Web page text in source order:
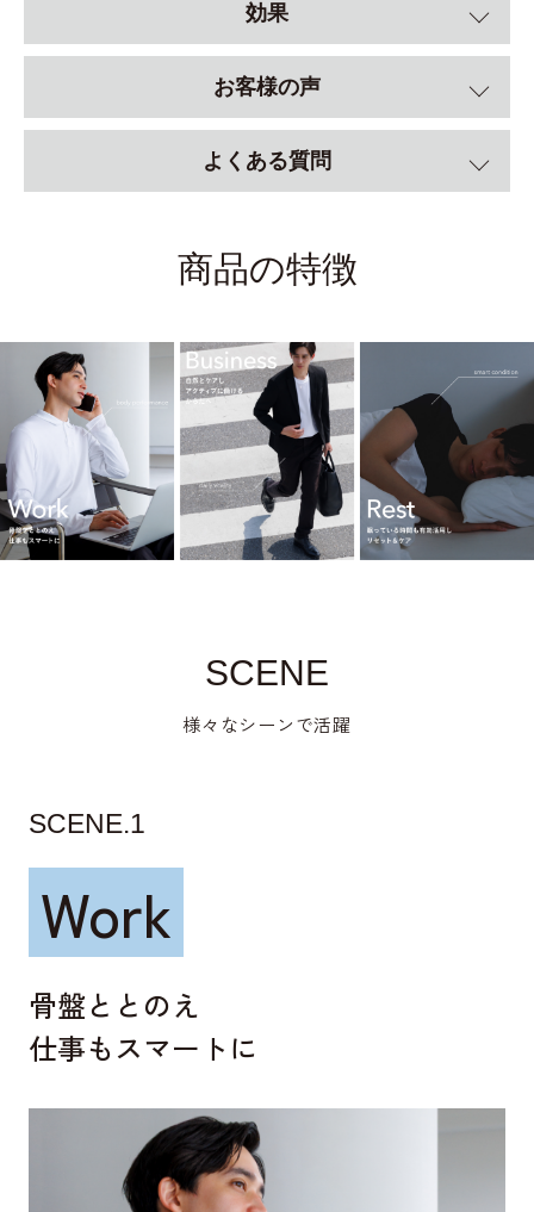
効果
お客様の声
よくある質問
商品の特徴
SCENE
様々なシーンで活躍
SCENE.1
Work
骨盤ととのえ
仕事もスマートに